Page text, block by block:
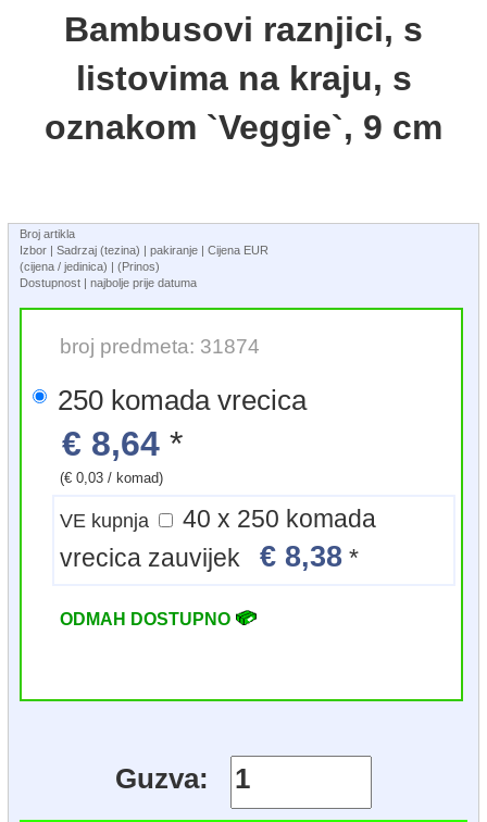
Bambusovi raznjici, s
listovima na kraju, s
oznakom `Veggie`, 9 cm
Broj artikla
Izbor | Sadrzaj (tezina) | pakiranje | Cijena EUR
(cijena / jedinica) | (Prinos)
Dostupnost | najbolje prije datuma
broj predmeta: 31874
250 komada vrecica
€ 8,64 *
(€ 0,03 / komad)
VE kupnja
40 x 250 komada
vrecica zauvijek€ 8,38 *
ODMAH DOSTUPNO
Guzva: